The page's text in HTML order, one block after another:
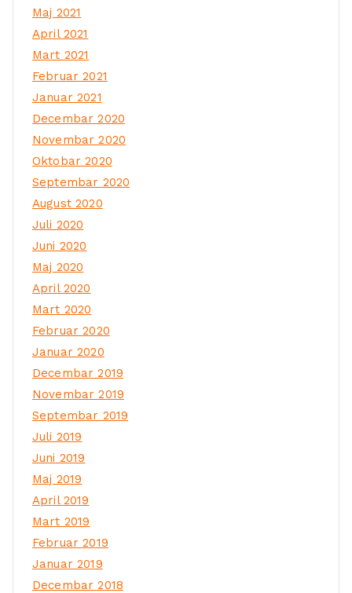
Maj 2021
April 2021
Mart 2021
Februar 2021
Januar 2021
Decembar 2020
Novembar 2020
Oktobar 2020
Septembar 2020
August 2020
Juli 2020
Juni 2020
Maj 2020
April 2020
Mart 2020
Februar 2020
Januar 2020
Decembar 2019
Novembar 2019
Septembar 2019
Juli 2019
Juni 2019
Maj 2019
April 2019
Mart 2019
Februar 2019
Januar 2019
Decembar 2018